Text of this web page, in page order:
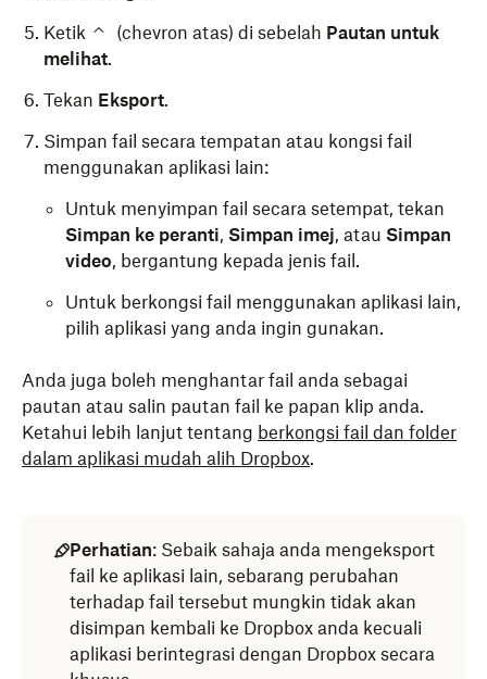
Ketik
(chevron atas) di sebelah Pautan untuk
melihat.
Tekan Eksport.
Simpan fail secara tempatan atau kongsi fail
menggunakan aplikasi lain:
Untuk menyimpan fail secara setempat, tekan
Simpan ke peranti, Simpan imej, atau Simpan
video, bergantung kepada jenis fail.
Untuk berkongsi fail menggunakan aplikasi lain,
pilih aplikasi yang anda ingin gunakan.
Untuk mengeksport fail dari aplikasi mudah alih
Dropbox pada iPhone atau iPad anda:
Buka aplikasi mudah alih Dropbox.
Ketik
(pilihan tambahan) di sebelah fail yang
anda ingin eksport.
Simpan fail secara setempat atau kongsi fail
dengan aplikasi lain:
Anda juga boleh menghantar fail anda sebagai
pautan atau salin pautan fail ke papan klip anda.
Ketahui lebih lanjut tentang berkongsi fail dan folder
dalam aplikasi mudah alih Dropbox.
Perhatian: Sebaik sahaja anda mengeksport
fail ke aplikasi lain, sebarang perubahan
terhadap fail tersebut mungkin tidak akan
disimpan kembali ke Dropbox anda kecuali
aplikasi berintegrasi dengan Dropbox secara